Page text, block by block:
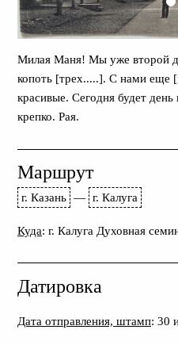
Милая Маня! Мы уже второй
копоть [трех.....]. С нами еще
красивые. Сегодня будет
крепко. Рая.
Маршрут
г. Казань — г. Калуга
Куда: г. Калуга Духовная
Датировка
Дата отправления, штамп: 30